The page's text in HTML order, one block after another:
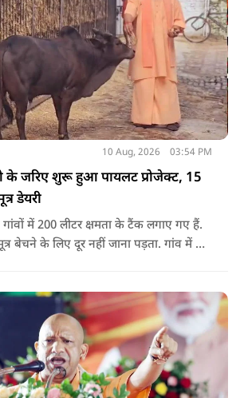
10 Aug, 2026 03:54 PM
जरिए शुरू हुआ पायलट प्रोजेक्ट, 15
डेयरी
में 200 लीटर क्षमता के टैंक लगाए गए हैं.
बेचने के लिए दूर नहीं जाना पड़ता. गांव में ही